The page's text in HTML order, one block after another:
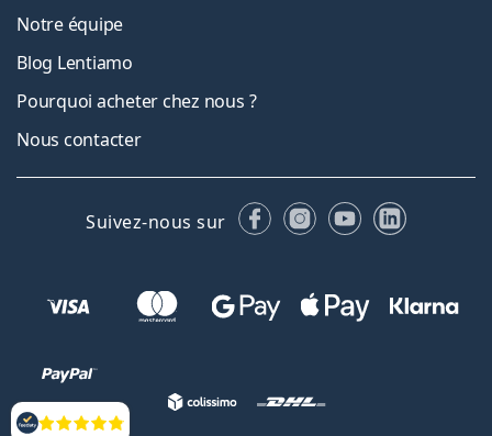
Évaluation
Notre équipe
Blog Lentiamo
Pourquoi acheter chez nous ?
Nous contacter
Suivez-nous sur FacebookInstagram
YouTubeLinkedIn